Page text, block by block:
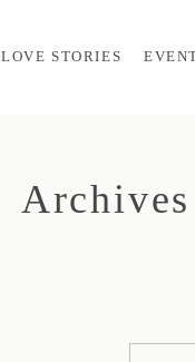
LOVE STORIES
Archives